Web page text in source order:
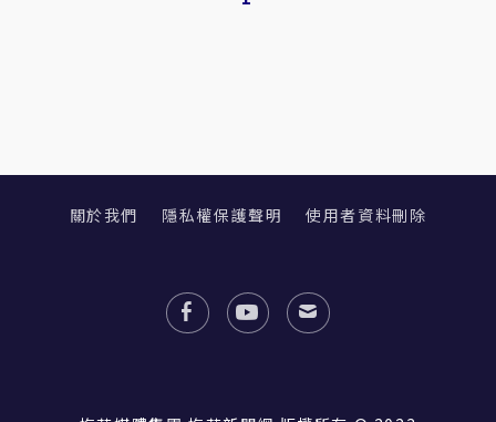
關於我們 隱私權保護聲明 使用者資料刪除